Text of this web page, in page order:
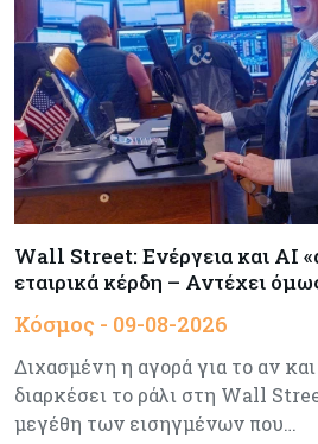
Αρθρογραφία
Η επενδυτική κουλτούρα
Κύπρο
Τουρισμός
Στη σκανδιναβική αγορά
περισσότερους
Κόσμος
Ευρώπης - Τι θα γίνει τον
Ενέργεια
Η χώρα με τα
Wall Street: Ενέργεια και AI
εταιρικά κέρδη – Αντέχει
Κόσμος - 09-08-2026
Διχασμένη η αγορά για το αν
διαρκέσει το ράλι στη Wall
μεγέθη των εισηγμένων που…